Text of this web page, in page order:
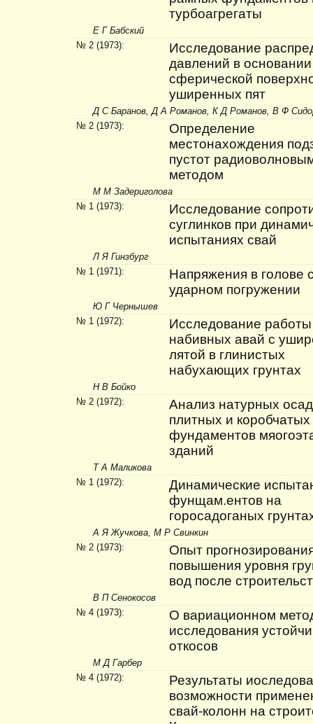
турбоагрегаты
Е Г Бабский
№ 2 (1973):
Исследование
давлений в
сферической
уширенных пят
Д С Баранов, Д А Романов, К Д Романов, В Ф
№ 2 (1973):
Определение
местонахождения
пустот
методом
М М Задериголова
№ 1 (1973):
Исследование
суглинков при
испытаниях свай
Л Я Гинзбург
№ 1 (1971):
Напряжения в голове
ударном погружении
Ю Г Чернышев
№ 1 (1972):
Исследование работы
набивных авай с
лятой в глинистых
набухающих грунтах
Н В Бойко
№ 2 (1972):
Анализ натурных
плитных и коробча­тых
фундаментов
зданий
Т А Маликова
№ 1 (1972):
Динамические
фунщам.ентов на
горосадоганых
А Я Жучкова, М Р Свинкин
№ 2 (1973):
Опыт
повышения уровня
вод после
В П Сенокосов
№ 4 (1973):
О вариационном
исследования
откосов
М Д Гарбер
№ 4 (1972):
Результаты
возможности
свай-колонн на